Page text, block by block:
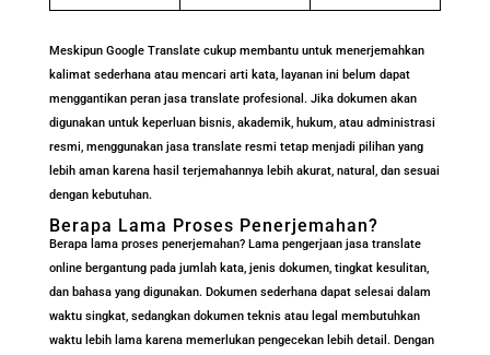
Meskipun Google Translate cukup membantu untuk menerjemahkan
kalimat sederhana atau mencari arti kata, layanan ini belum dapat
menggantikan peran jasa translate profesional. Jika dokumen akan
digunakan untuk keperluan bisnis, akademik, hukum, atau administrasi
resmi, menggunakan jasa translate resmi tetap menjadi pilihan yang
lebih aman karena hasil terjemahannya lebih akurat, natural, dan sesuai
dengan kebutuhan.
Berapa Lama Proses Penerjemahan?
Berapa lama proses penerjemahan? Lama pengerjaan jasa translate
online bergantung pada jumlah kata, jenis dokumen, tingkat kesulitan,
dan bahasa yang digunakan. Dokumen sederhana dapat selesai dalam
waktu singkat, sedangkan dokumen teknis atau legal membutuhkan
waktu lebih lama karena memerlukan pengecekan lebih detail. Dengan